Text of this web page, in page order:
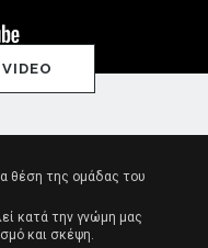
θέση της ομάδας του
κατά την γνώμη μας
και σκέψη.